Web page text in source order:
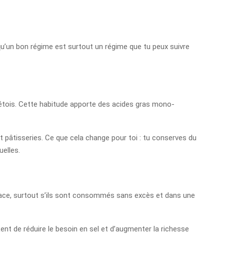
bon régime est surtout un régime que tu peux suivre
Cette habitude apporte des acides gras mono-
Ce que cela change pour toi : tu conserves du
surtout s’ils sont consommés sans excès et dans une
de réduire le besoin en sel et d’augmenter la richesse